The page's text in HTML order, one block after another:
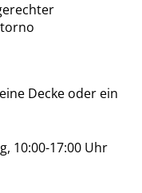
Decke oder ein
10:00-17:00 Uhr